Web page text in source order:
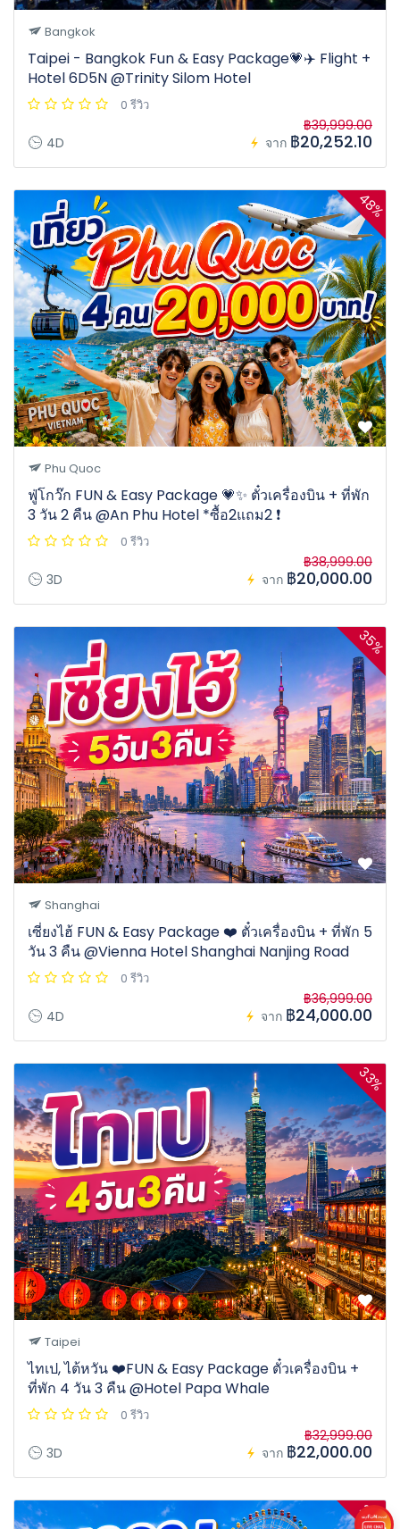
Bangkok
Taipei - Bangkok Fun & Easy Package💗✈️ Flight +
Hotel 6D5N @Trinity Silom Hotel
0 รีวิว
4D จาก
฿39,999.00
฿20,252.10
48%
Phu Quoc
ฟู่โกว๊ก FUN & Easy Package 💗✨ ตั๋วเครื่องบิน + ที่พัก
3 วัน 2 คืน @An Phu Hotel *ซื้อ2แถม2 ❗️
0 รีวิว
3D จาก
฿38,999.00
฿20,000.00
35%
Shanghai
เซี่ยงไฮ้ FUN & Easy Package ❤️ ตั๋วเครื่องบิน + ที่พัก 5
วัน 3 คืน @Vienna Hotel Shanghai Nanjing Road
0 รีวิว
4D จาก
฿36,999.00
฿24,000.00
33%
Taipei
ไทเป, ไต้หวัน ❤️FUN & Easy Package ตั๋วเครื่องบิน +
ที่พัก 4 วัน 3 คืน @Hotel Papa Whale
0 รีวิว
3D จาก
฿32,999.00
฿22,000.00
27%